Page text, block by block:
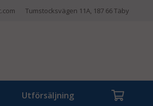
Tumstocksvägen 11A, 187 66 Täby
Utförsäljning